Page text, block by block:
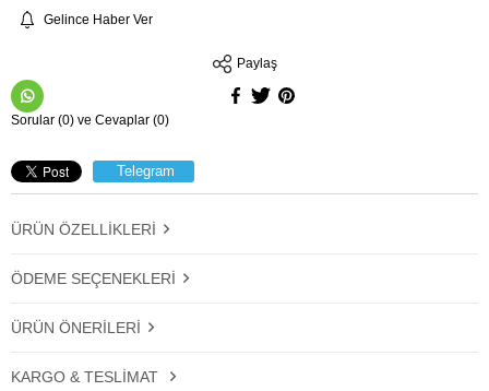
Gelince Haber Ver
Paylaş
Sorular (0) ve Cevaplar (0)
Telegram
ÜRÜN ÖZELLIKLERI
ÖDEME SEÇENEKLERI
ÜRÜN ÖNERILERI
KARGO & TESLIMAT